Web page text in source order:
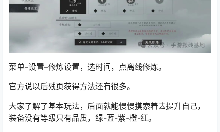
菜单–设置–修炼设置，选时间，点离线修炼。
官方说以后残页获得方法还有很多。
大家了解了基本玩法，后面就能慢慢摸索着去提升自己，
装备没有等级只有品质，绿-蓝-紫-橙-红。